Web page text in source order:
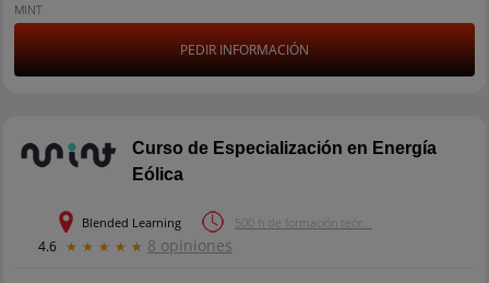
MINT
PEDIR INFORMACIÓN
Curso de Especialización en Energía
Eólica
Blended Learning 500 h de formación teór...
4.6 ★ ★ ★ ★ ★ 8 opiniones